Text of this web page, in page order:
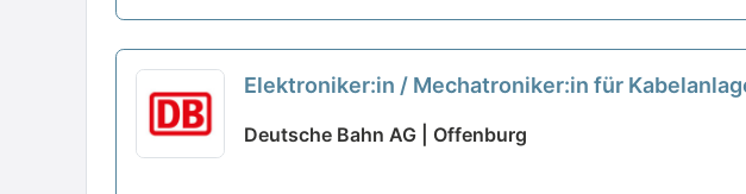
Elektroniker:in / Mechatroniker:in für
Deutsche Bahn AG | Offenburg